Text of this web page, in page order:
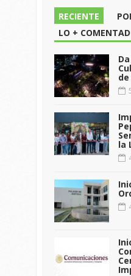
RECIENTE
LO +
la